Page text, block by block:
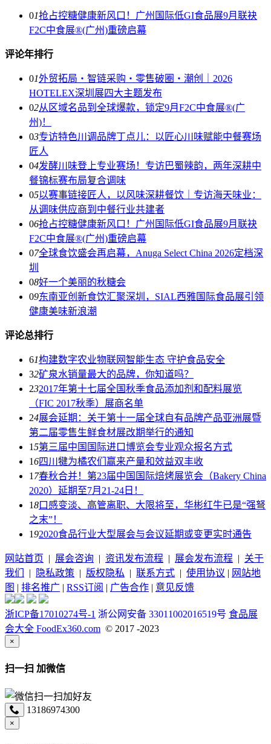
01抢占控糖健康新风口！广州国际低GI食品展9月联袂
F2C中食展®(广州)重磅启幕
评论年排行
01外贸拓局・智链采购・零售破圈・潮创｜2026
HOTELEX深圳展四大主题发布
02从区域名品到全球爆款，锁定9月F2C中食展®(广
州)！
03专访特色川调品牌丁点儿：以匠心川味赋能中餐赛场
匠人
04发酵川味登上专业赛场！专访巴蜀辣韵，两年深耕中
餐锦标赛布局复合调味
05以赛事链接匠人，以风味深耕餐饮｜专访海天味业：
从调味供应商到中餐行业共建者
06抢占控糖健康新风口！广州国际低GI食品展9月联袂
F2C中食展®(广州)重磅启幕
07全球食饮盛会再启幕，Anuga Select China 2026定档深
圳
08好一个美丽的秋糖会
09东南亚创新食饮汇聚深圳，SIAL西雅国际食品展引领
健康美味新浪潮
评论总排行
61构建数字农业物联网智能生态 守护食品安全
32矿泉水销量最大的品牌，你知道吗？
232017年第十七届全国秋季食品添加剂和配料展览
（FIC 2017秋季）展商名单
24展会延期：关于第十一届全球自有品牌产品亚洲展暨
第二届零售生鲜食材展改期举行的通知
15第三届中国国际进口博览会专业观众报名方式
16四川犍为橘农们赢来产量和效益双丰收
1 7春秋合并！第23届中国国际焙烤展览会（Bakery China
2020）延期至7月21-24日！
18口感变淡、高管离职、大限将至，华彬红牛已是“强弩
之末”！
192020食品行业大型展会与会议延期或变更实时通告
网站首页 | 展会咨询 | 资讯发布流程 | 展会发布流程 | 关于
我们
| 隐私政策 | 版权隐私 | 联系方式 | 使用协议 | 网站地
图 | 排名推广 | RSS订阅 | 广告合作 | 意见反馈
浙ICP备17010274号-1 浙公网安备 33011002016519号 食品展
会大全 FoodEx360.com © 2017 -2023
×
扫一扫 加微信
13186974300
×